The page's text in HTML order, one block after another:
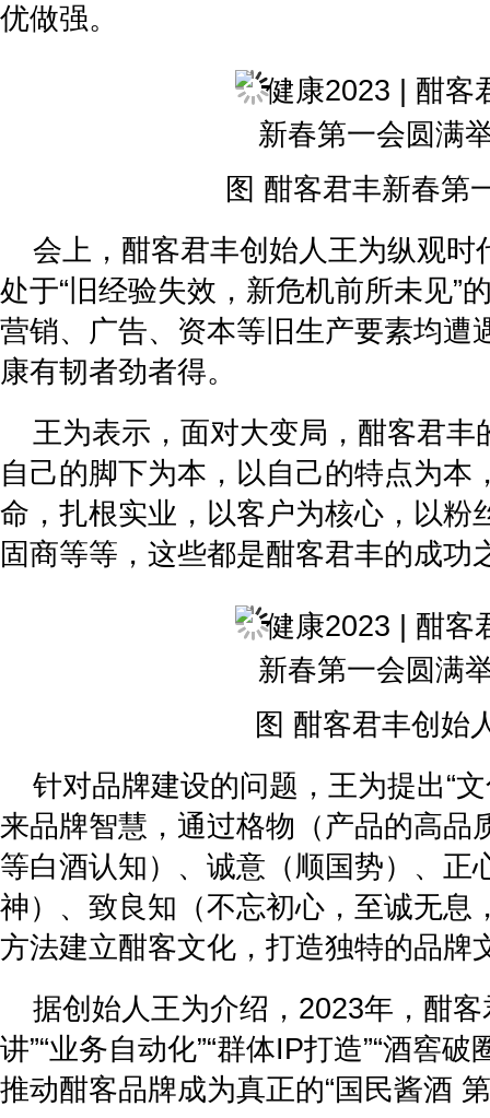
优做强。
图 酣客君丰新春第
会上，酣客君丰创始人王为纵观时
处于“旧经验失效，新危机前所未见”
营销、广告、资本等旧生产要素均遭
康有韧者劲者得。
王为表示，面对大变局，酣客君丰
自己的脚下为本，以自己的特点为本
命，扎根实业，以客户为核心，以粉
固商等等，这些都是酣客君丰的成功
图 酣客君丰创始
针对品牌建设的问题，王为提出“
来品牌智慧，通过格物（产品的高品
等白酒认知）、诚意（顺国势）、正
神）、致良知（不忘初心，至诚无息
方法建立酣客文化，打造独特的品牌
据创始人王为介绍，2023年，酣
讲”“业务自动化”“群体IP打造”“酒窖
推动酣客品牌成为真正的“国民酱酒